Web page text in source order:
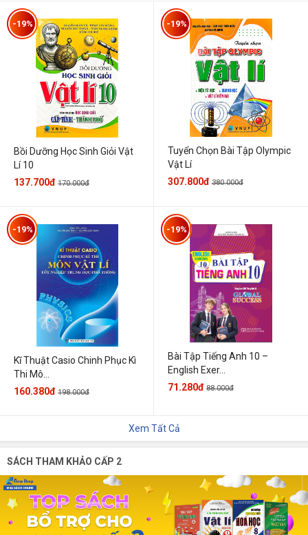
Bồi Dưỡng Học Sinh Giỏi Vật
Lí 10
-19%
137.700đ 170.000đ
Tuyển Chọn Bài Tập Olympic
Vật Lí
-19%
307.800đ 380.000đ
Kĩ Thuật Casio Chinh Phục Kì
Thi Mô...
-19%
160.380đ 198.000đ
Bài Tập Tiếng Anh 10 –
English Exer...
-19%
71.280đ 88.000đ
Xem Tất Cả
SÁCH THAM KHẢO CẤP 2